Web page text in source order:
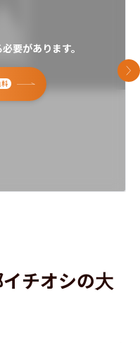
要があります。
料
次
チオシの大